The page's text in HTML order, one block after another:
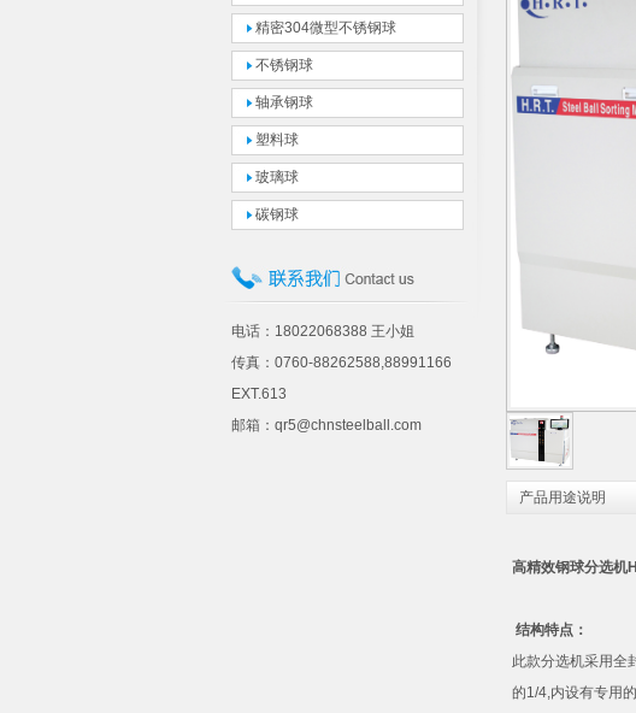
精密304微型不锈钢球
不锈钢球
轴承钢球
塑料球
玻璃球
碳钢球
电话：18022068388 王小姐
传真：0760-88262588,88991166
EXT.613
邮箱：qr5@chnsteelball.com
产品用途说明
高精效钢球分选机
结构特点：
此款分选机采用全
的1/4, 内设有专用